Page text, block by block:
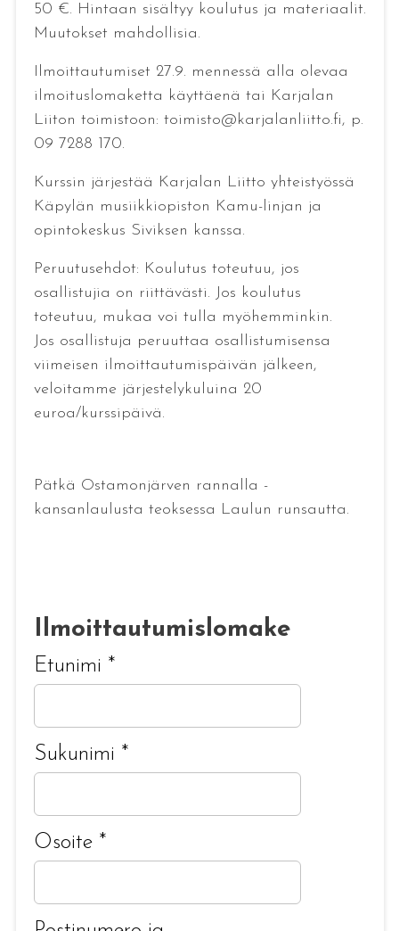
50 €. Hintaan sisältyy koulutus ja materiaalit.
Muutokset mahdollisia.
Ilmoittautumiset 27.9. mennessä alla olevaa
ilmoituslomaketta käyttäenä tai Karjalan
Liiton toimistoon: toimisto@karjalanliitto.fi, p.
09 7288 170.
Kurssin järjestää Karjalan Liitto yhteistyössä
Käpylän musiikkiopiston Kamu-linjan ja
opintokeskus Siviksen kanssa.
Peruutusehdot: Koulutus toteutuu, jos
osallistujia on riittävästi. Jos koulutus
toteutuu, mukaa voi tulla myöhemminkin.
Jos osallistuja peruuttaa osallistumisensa
viimeisen ilmoittautumispäivän jälkeen,
veloitamme järjestelykuluina 20
euroa/kurssipäivä.
Pätkä Ostamonjärven rannalla -
kansanlaulusta teoksessa Laulun runsautta.
Ilmoittautumislomake
Etunimi *
Sukunimi *
Osoite *